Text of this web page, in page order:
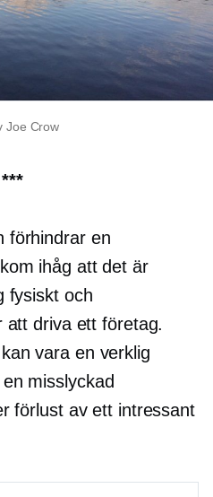
Joe Crow
***
förhindrar en
ihåg att det är
fysiskt och
att driva ett företag.
vara en verklig
misslyckad
förlust av ett intressant